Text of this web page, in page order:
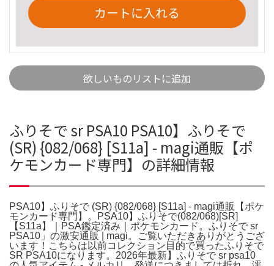
カートに入れる
欲しいものリストに追加
ふりそで sr PSA10 PSA10】ふりそで
(SR) {082/068} [S11a] - magi通販【ポ
ケモンカード専門】の詳細情報
PSA10】ふりそで (SR) {082/068} [S11a] - magi通販【ポケ
モンカード専門】。PSA10】ふりそで(082/068)[SR]
【S11a】｜PSA鑑定済み｜ポケモンカード。ふりそで sr
PSA10」の激安通販 | magi。ご覧いただきありがとうござ
います！こちらは以前コレクション目的で買ったふりそで
SR PSA10になります。2026年最新】ふりそで sr psa10